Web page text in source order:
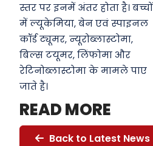
स्तर पर इनमें अंतर होता है। बच्चों
में ल्यूकेमिया, बेन एवं स्पाइनल
कॉर्ड ट्यूमर, न्यूरोब्लास्टोमा,
बिल्स टयूमर, लिंफोमा और
रेटिनोब्लास्टोमा के मामले पाए
जाते है।
READ MORE
Back to Latest News